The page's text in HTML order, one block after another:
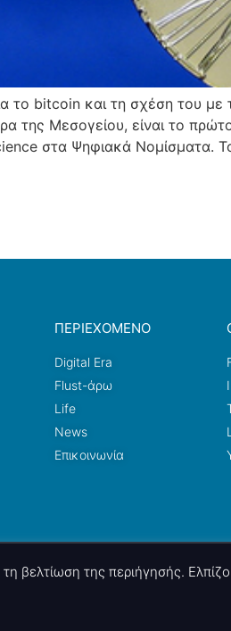
το bitcoin και τη σχέση του με
της Μεσογείου, είναι το
στα Ψηφιακά Νομίσματα.
ΠΕΡΙΕΧΟΜΕΝΟ
Digital Era
Flust-άρω
Life
News
Επικοινωνία
reserved.
βελτίωση της περιήγησής.